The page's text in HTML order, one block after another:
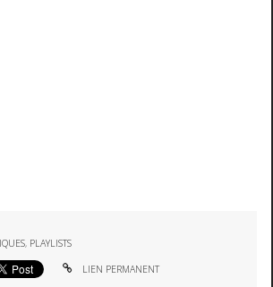
, PLAYLISTS
LIEN PERMANENT